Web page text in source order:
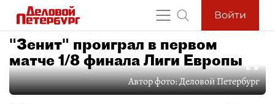
Войти
"Зенит" проиграл в первом
матче 1/8 финала Лиги Европы
Автор фото:Деловой Петербург